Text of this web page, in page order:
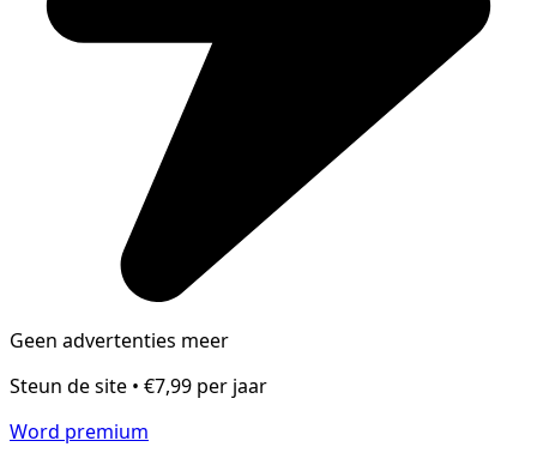
Geen advertenties meer
Steun de site • €7,99 per jaar
Word premium